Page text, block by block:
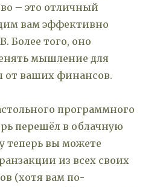
– это отличный
вам эффективно
Более того, оно
мышление для
от ваших финансов.
программного
перешёл в облачную
теперь вы можете
из всех своих
(хотя вам по-